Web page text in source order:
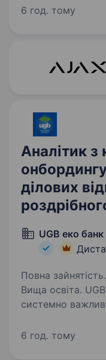
банків світу.
6 год. тому
Аналітик з
ділових
UGB еко
Повна
Вища освіта. UGB (АБ «УКРГАЗБАНК») —
системно
до п’ятірки
6 год. тому